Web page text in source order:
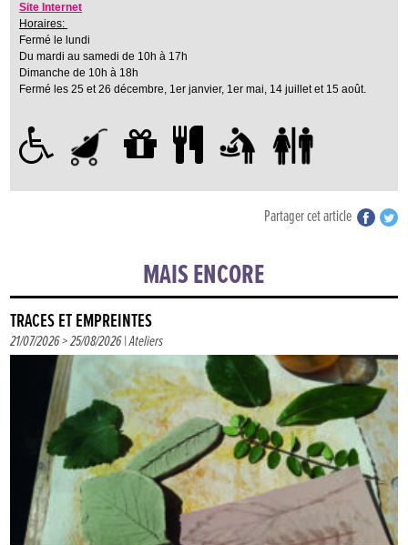
Site Internet
Horaires:
Fermé le lundi
Du mardi au samedi de 10h à 17h
Dimanche de 10h à 18h
Fermé les 25 et 26 décembre, 1er janvier, 1er mai, 14 juillet et 15 août.
Partager cet article
MAIS ENCORE
TRACES ET EMPREINTES
21/07/2026 > 25/08/2026 |Ateliers